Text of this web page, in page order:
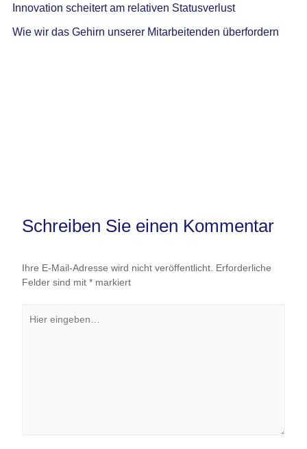
Innovation scheitert am relativen Statusverlust
Wie wir das Gehirn unserer Mitarbeitenden überfordern
Schreiben Sie einen Kommentar
Ihre E-Mail-Adresse wird nicht veröffentlicht. Erforderliche
Felder sind mit *markiert
eingeben…